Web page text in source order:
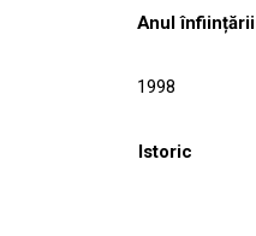
Anul înființării
1998
Istoric